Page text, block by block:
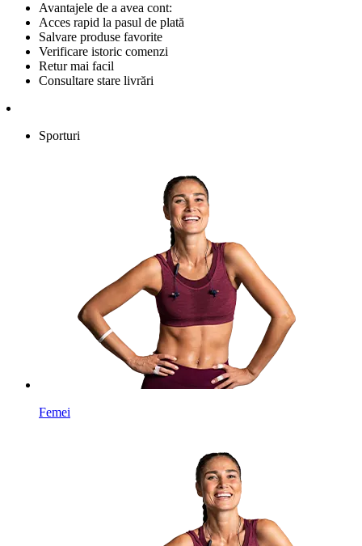
Avantajele de a avea cont:
Acces rapid la pasul de plată
Salvare produse favorite
Verificare istoric comenzi
Retur mai facil
Consultare stare livrări
Sporturi
Femei